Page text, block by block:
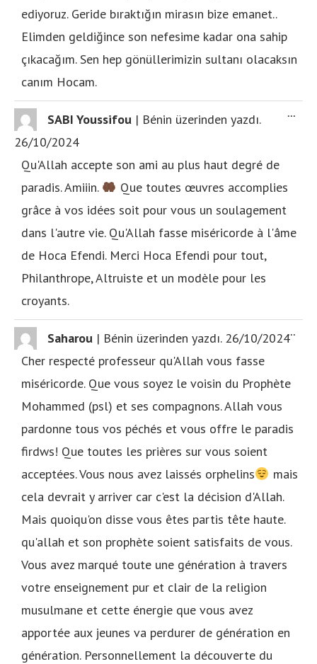
ediyoruz. Geride bıraktığın mirasın bize emanet..
Elimden geldiğince son nefesime kadar ona sahip
çıkacağım. Sen hep gönüllerimizin sultanı olacaksın
canım Hocam.
SABI Youssifou | Bénin üzerinden yazdı.
26/10/2024
Qu'Allah accepte son ami au plus haut degré de
paradis. Amiiin.
Que toutes œuvres accomplies
grâce à vos idées soit pour vous un soulagement
dans l'autre vie. Qu'Allah fasse miséricorde à l'âme
de Hoca Efendi. Merci Hoca Efendi pour tout,
Philanthrope, Altruiste et un modèle pour les
croyants.
...
Saharou | Bénin üzerinden yazdı.26/10/2024
Cher respecté professeur qu'Allah vous fasse
miséricorde. Que vous soyez le voisin du Prophète
Mohammed (psl) et ses compagnons. Allah vous
pardonne tous vos péchés et vous offre le paradis
firdws! Que toutes les prières sur vous soient
acceptées. Vous nous avez laissés orphelins
mais
cela devrait y arriver car c'est la décision d'Allah.
Mais quoiqu'on disse vous êtes partis tête haute.
qu'allah et son prophète soient satisfaits de vous.
Vous avez marqué toute une génération à travers
votre enseignement pur et clair de la religion
musulmane et cette énergie que vous avez
apportée aux jeunes va perdurer de génération en
génération. Personnellement la découverte du
...